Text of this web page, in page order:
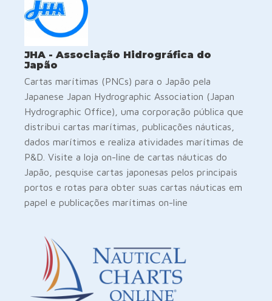
JHA - Associação Hidrográfica do
Japão
Cartas marítimas (PNCs) para o Japão pela
Japanese Japan Hydrographic Association (Japan
Hydrographic Office), uma corporação pública que
distribui cartas marítimas, publicações náuticas,
dados marítimos e realiza atividades marítimas de
P&D. Visite a loja on-line de cartas náuticas do
Japão, pesquise cartas japonesas pelos principais
portos e rotas para obter suas cartas náuticas em
papel e publicações marítimas on-line